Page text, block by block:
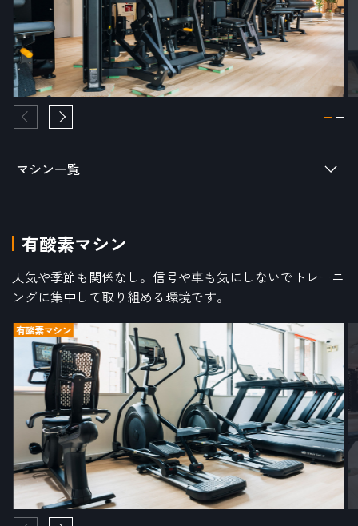
マシン一覧
有酸素マシン
天気や季節も関係なし。信号や車も気にしないでトレーニ
ングに集中して取り組める環境です。
有酸素マシン